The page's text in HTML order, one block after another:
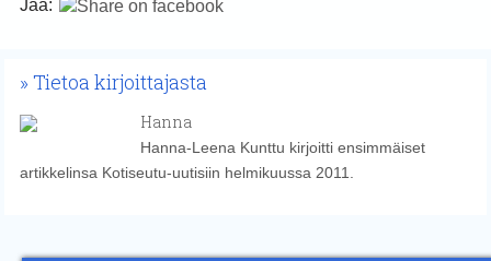
Jaa:
Tietoa kirjoittajasta
Hanna
Hanna-Leena Kunttu kirjoitti ensimmäiset
artikkelinsa Kotiseutu-uutisiin helmikuussa 2011.